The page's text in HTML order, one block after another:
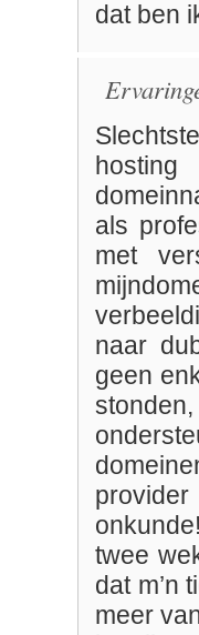
dat ben
als
met
naar
geen
twee
dat m’n
meer